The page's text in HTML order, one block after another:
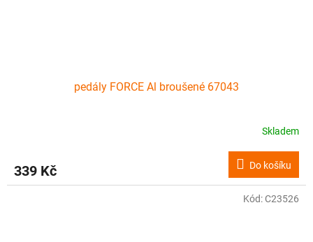
pedály FORCE Al broušené 67043
Skladem
339 Kč Do košíku
Kód:C23526